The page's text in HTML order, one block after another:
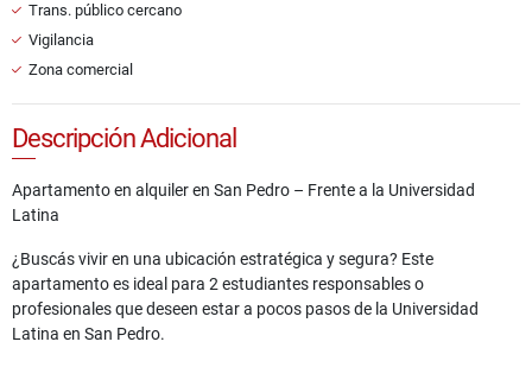
Trans. público cercano
Vigilancia
Zona comercial
Descripción Adicional
Apartamento en alquiler en San Pedro – Frente a la Universidad
Latina
¿Buscás vivir en una ubicación estratégica y segura? Este
apartamento es ideal para 2 estudiantes responsables o
profesionales que deseen estar a pocos pasos de la Universidad
Latina en San Pedro.